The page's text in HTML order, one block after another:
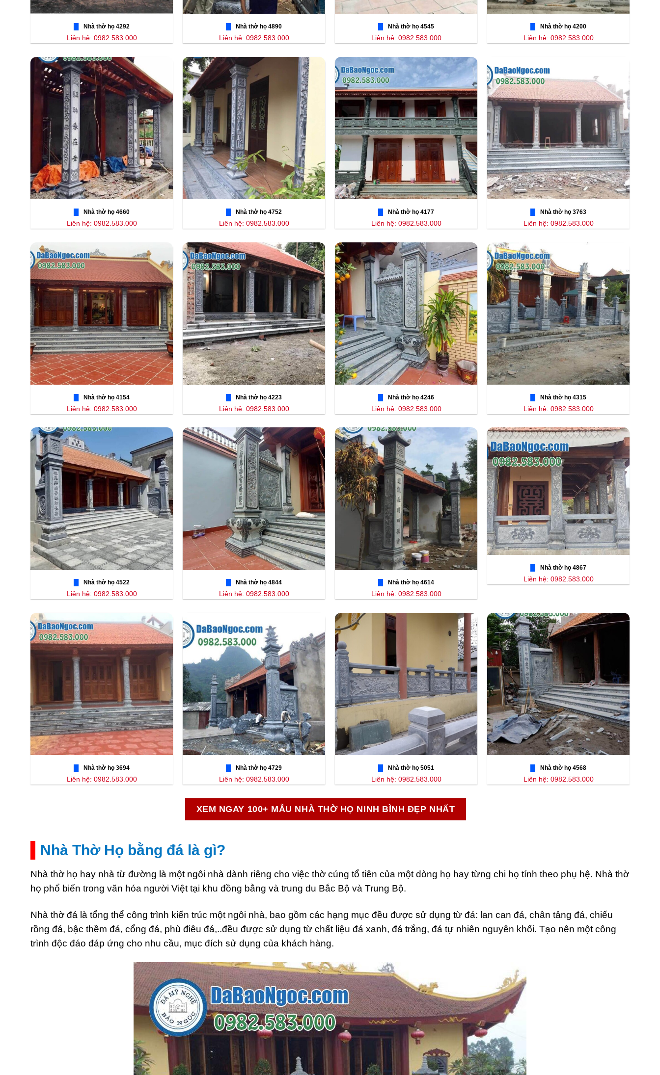
Nhà thờ họ 4292
Liên hệ: 0982.583.000
Nhà thờ họ 4890
Liên hệ: 0982.583.000
Nhà thờ họ 4545
Liên hệ: 0982.583.000
Nhà thờ họ 4200
Liên hệ: 0982.583.000
Nhà thờ họ 4660
Liên hệ: 0982.583.000
Nhà thờ họ 4752
Liên hệ: 0982.583.000
Nhà thờ họ 4177
Liên hệ: 0982.583.000
Nhà thờ họ 3763
Liên hệ: 0982.583.000
Nhà thờ họ 4154
Liên hệ: 0982.583.000
Nhà thờ họ 4223
Liên hệ: 0982.583.000
Nhà thờ họ 4246
Liên hệ: 0982.583.000
Nhà thờ họ 4315
Liên hệ: 0982.583.000
Nhà thờ họ 4522
Liên hệ: 0982.583.000
Nhà thờ họ 4844
Liên hệ: 0982.583.000
Nhà thờ họ 4614
Liên hệ: 0982.583.000
Nhà thờ họ 4867
Liên hệ: 0982.583.000
Nhà thờ họ 3694
Liên hệ: 0982.583.000
Nhà thờ họ 4729
Liên hệ: 0982.583.000
Nhà thờ họ 5051
Liên hệ: 0982.583.000
Nhà thờ họ 4568
Liên hệ: 0982.583.000
XEM NGAY 100+ MẪU NHÀ THỜ HỌ NINH BÌNH ĐẸP NHẤT
Nhà Thờ Họ bằng đá là gì?
Nhà thờ họ hay nhà từ đường là một ngôi nhà dành riêng cho việc thờ cúng tổ tiên của một dòng họ hay từng chi họ tính theo phụ hệ. Nhà thờ
họ phổ biến trong văn hóa người Việt tại khu đồng bằng và trung du Bắc Bộ và Trung Bộ.
Nhà thờ đá là tổng thể công trình kiến trúc một ngôi nhà, bao gồm các hạng mục đều được sử dụng từ đá: lan can đá, chân tảng đá, chiếu
rồng đá, bậc thềm đá, cổng đá, phù điêu đá,..đều được sử dụng từ chất liệu đá xanh, đá trắng, đá tự nhiên nguyên khối. Tạo nên một công
trình độc đáo đáp ứng cho nhu cầu, mục đích sử dụng của khách hàng.